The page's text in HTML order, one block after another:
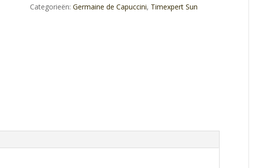
Categorieën:Germaine de Capuccini, Timexpert Sun